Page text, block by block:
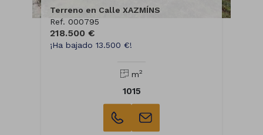
Terreno en Calle XAZMÍNS
Ref. 000795
218.500 €
¡Ha bajado 13.500 €!
m2
1015